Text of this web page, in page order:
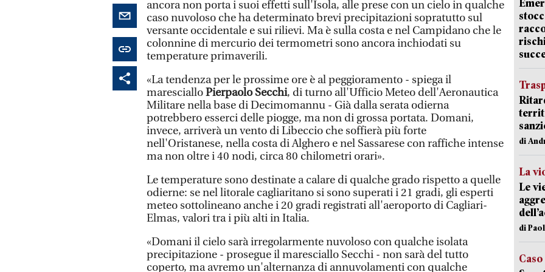
ancora non porta i suoi effetti sull'Isola, alle prese con un cielo in qualche
caso nuvoloso che ha determinato brevi precipitazioni sopratutto sul
versante occidentale e sui rilievi. Ma è sulla costa e nel Campidano che le
colonnine di mercurio dei termometri sono ancora inchiodati su
temperature primaverili.
«La tendenza per le prossime ore è al peggioramento - spiega il
marescialloPierpaolo Secchi, di turno all'Ufficio Meteo dell'Aeronautica
Militare nella base di Decimomannu - Già dalla serata odierna
potrebbero esserci delle piogge, ma non di grossa portata. Domani,
invece, arriverà un vento di Libeccio che soffierà più forte
nell'Oristanese, nella costa di Alghero e nel Sassarese con raffiche intense
ma non oltre i 40 nodi, circa 80 chilometri orari».
Le temperature sono destinate a calare di qualche grado rispetto a quelle
odierne: se nel litorale cagliaritano si sono superati i 21 gradi, gli esperti
meteo sottolineano anche i 20 gradi registrati all'aeroporto di Cagliari-
Elmas, valori tra i più alti in Italia.
«Domani il cielo sarà irregolarmente nuvoloso con qualche isolata
precipitazione - prosegue il maresciallo Secchi - non sarà del tutto
coperto, ma avremo un'alternanza di annuvolamenti con qualche
di
La
Le
di